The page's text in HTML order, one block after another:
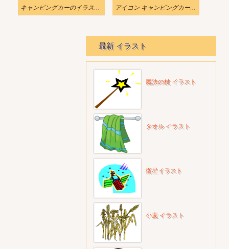
キャンピングカーのイラスト 無料画像 アイコン キャンピングカー イラスト 無料
最新 イラスト
魔法の杖 イラスト
タオル イラスト
衛星イラスト
小麦 イラスト